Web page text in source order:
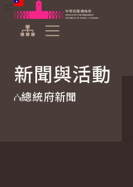
跳到主要內容
中華民國總統府
新聞與活動
總統府新聞